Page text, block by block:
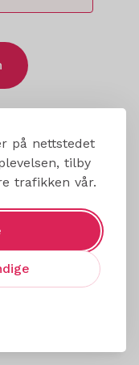
på nettstedet
tilby
trafikken vår.